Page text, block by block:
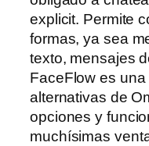
explicit. Permite
formas, ya sea
texto, mensajes
FaceFlow es
alternativas de
opciones y
muchísimas